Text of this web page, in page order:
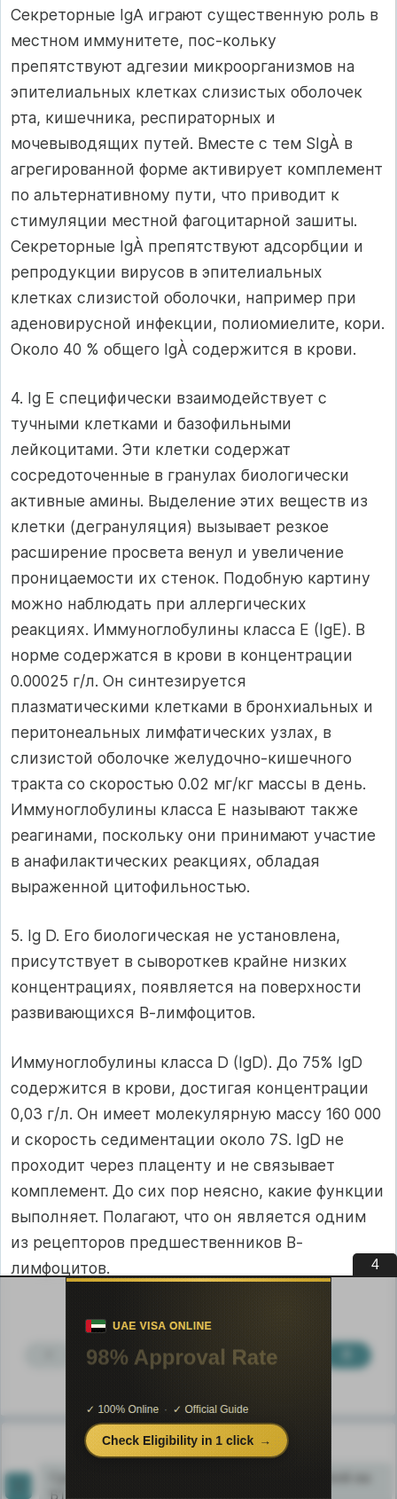
Секреторные IgА играют существенную роль в
местном иммунитете, пос-кольку
препятствуют адгезии микроорганизмов на
эпителиальных клетках слизистых оболочек
рта, кишечника, респираторных и
мочевыводящих путей. Вместе с тем SIgÀ в
агрегированной форме активирует комплемент
по альтернативному пути, что приводит к
стимуляции местной фагоцитарной зашиты.
Секреторные IgÀ препятствуют адсорбции и
репродукции вирусов в эпителиальных
клетках слизистой оболочки, например при
аденовирусной инфекции, полиомиелите, кори.
Около 40 % общего IgÀ содержится в крови.
4. Ig Е специфически взаимодействует с
тучными клетками и базофильными
лейкоцитами. Эти клетки содержат
сосредоточенные в гранулах биологически
активные амины. Выделение этих веществ из
клетки (дегрануляция) вызывает резкое
расширение просвета венул и увеличение
проницаемости их стенок. Подобную картину
можно наблюдать при аллергических
реакциях. Иммуноглобулины класса Е (IgЕ). В
норме содержатся в крови в концентрации
0.00025 г/л. Он синтезируется
плазматическими клетками в бронхиальных и
перитонеальных лимфатических узлах, в
слизистой оболочке желудочно-кишечного
тракта со скоростью 0.02 мг/кг массы в день.
Иммуноглобулины класса Е называют также
реагинами, поскольку они принимают участие
в анафилактических реакциях, обладая
выраженной цитофильностью.
5. Ig D. Его биологическая не установлена,
присутствует в сывороткев крайне низких
концентрациях, появляется на поверхности
развивающихся В-лимфоцитов.
Иммуноглобулины класса D (IgD). До 75% IgD
содержится в крови, достигая концентрации
0,03 г/л. Он имеет молекулярную массу 160 000
и скорость седиментации около 7S. IgD не
проходит через плаценту и не связывает
комплемент. До сих пор неясно, какие функции
выполняет. Полагают, что он является одним
из рецепторов предшественников В-
лимфоцитов.
3 4 5 6
Узнать еще
Cравнительная характеристика усилителей на
БТ
3